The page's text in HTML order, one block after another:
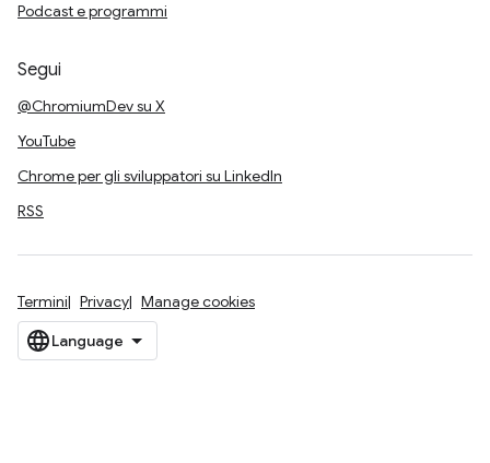
Podcast e programmi
Segui
@ChromiumDev su X
YouTube
Chrome per gli sviluppatori su LinkedIn
RSS
Termini Privacy Manage cookies